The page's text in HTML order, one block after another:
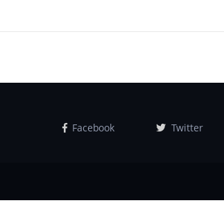
Facebook Twitter